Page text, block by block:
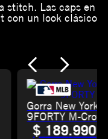
stitch. Las caps en
con un look clásico
Gorra New York
9FORTY M-
$ 189.990